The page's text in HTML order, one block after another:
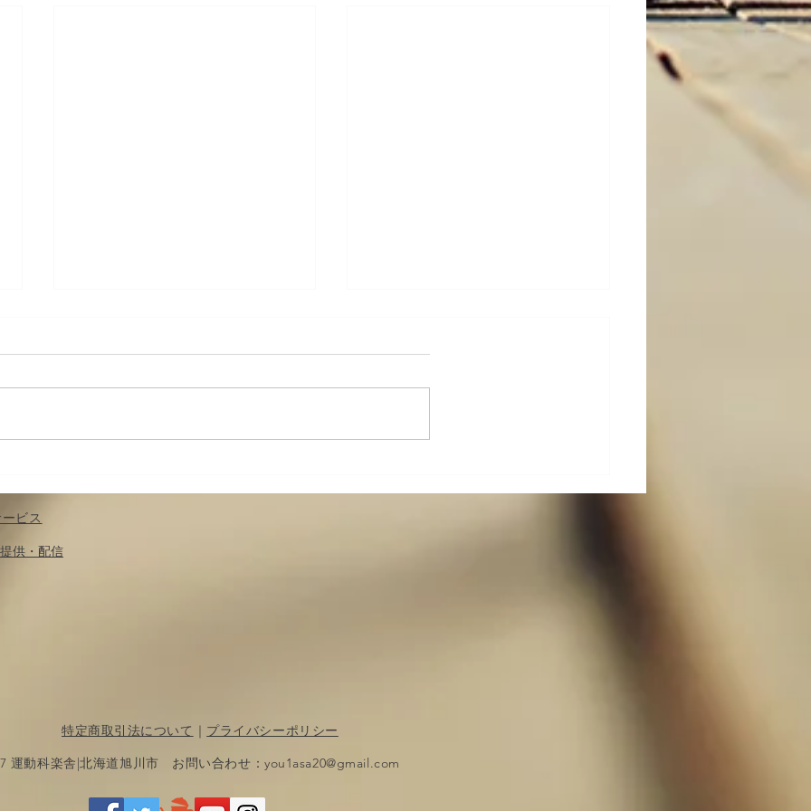
は・・・？
ビス
供・配信
特定商取引法について ｜ プライバシーポリシー
運動科楽舎|北海道旭川市 お問い合わせ：you1asa20@gmail.com